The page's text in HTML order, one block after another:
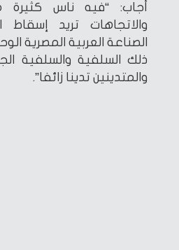
أجاب: “فيه ناس
والاتجاهات تريد إسقاط
الصناعة العربية المصرية
ذلك السلفية والسلفية
والمتدينين تدينا زائفا”.